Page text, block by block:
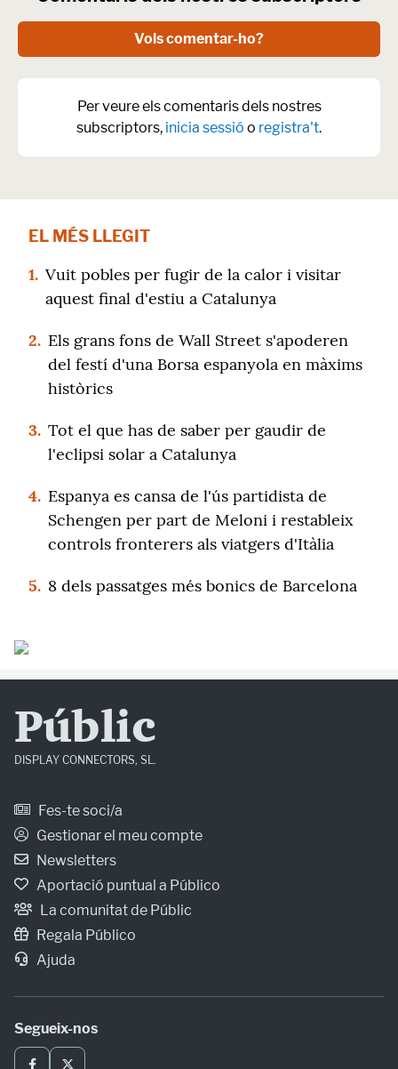
Vols comentar-ho?
Per veure els comentaris dels nostres
subscriptors, inicia sessió o registra't.
EL MÉS LLEGIT
1. Vuit pobles per fugir de la calor i visitar
aquest final d'estiu a Catalunya
2. Els grans fons de Wall Street s'apoderen
del festí d'una Borsa espanyola en màxims
històrics
3. Tot el que has de saber per gaudir de
l'eclipsi solar a Catalunya
4. Espanya es cansa de l'ús partidista de
Schengen per part de Meloni i restableix
controls fronterers als viatgers d'Itàlia
5. 8 dels passatges més bonics de Barcelona
Públic
DISPLAY CONNECTORS, SL.
Fes-te soci/a
Gestionar el meu compte
Newsletters
Aportació puntual a Público
La comunitat de Públic
Regala Público
Ajuda
Segueix-nos